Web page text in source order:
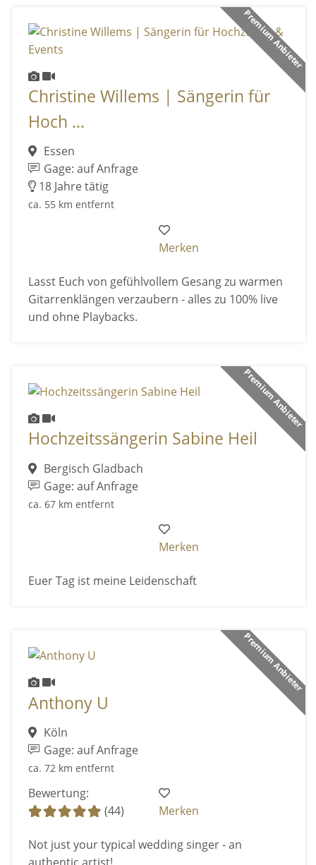
Premium Anbieter
Christine Willems | Sängerin für
Hoch ...
Essen
Gage: auf Anfrage
18 Jahre tätig
ca. 55 km entfernt
Merken
Lasst Euch von gefühlvollem Gesang zu warmen
Gitarrenklängen verzaubern - alles zu 100% live
und ohne Playbacks.
Premium Anbieter
Hochzeitssängerin Sabine Heil
Bergisch Gladbach
Gage: auf Anfrage
ca. 67 km entfernt
Merken
Euer Tag ist meine Leidenschaft
Premium Anbieter
Anthony U
Köln
Gage: auf Anfrage
ca. 72 km entfernt
Bewertung:
(44)
Merken
Not just your typical wedding singer - an